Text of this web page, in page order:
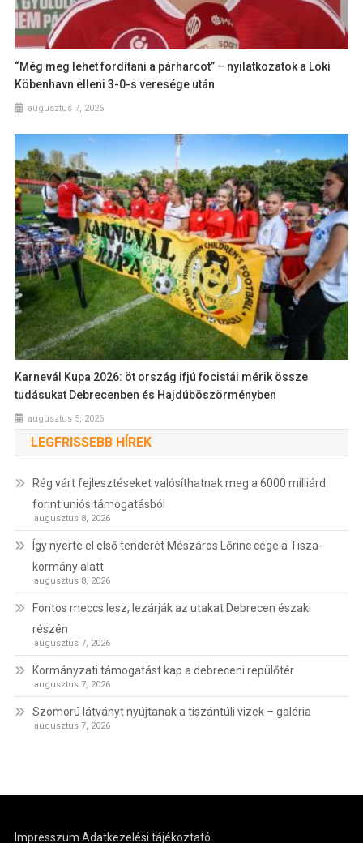
“Még meg lehet fordítani a párharcot” – nyilatkozatok a Loki
Köbenhavn elleni 3-0-s veresége után
augusztus 7, 2026
Karnevál Kupa 2026: öt ország ifjú focistái mérik össze
tudásukat Debrecenben és Hajdúböszörményben
augusztus 5, 2026
LEGFRISSEBB HÍREK
Rég várt fejlesztéseket valósíthatnak meg a 6000 milliárd
forint uniós támogatásból
augusztus 8, 2026
Így nyerte el első tenderét Mészáros Lőrinc cége a Tisza-
kormány alatt
augusztus 8, 2026
Fontos meccs lesz, lezárják az utakat Debrecen északi
részén
augusztus 7, 2026
Kormányzati támogatást kap a debreceni repülőtér
augusztus 7, 2026
Szomorú látványt nyújtanak a tiszántúli vizek – galéria
augusztus 7, 2026
Impresszum Adatkezelési tájékoztató